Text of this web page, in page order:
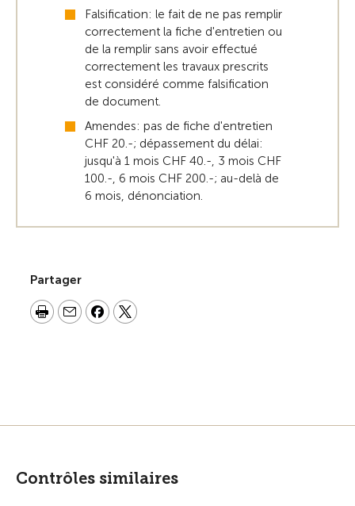
Falsification: le fait de ne pas remplir
correctement la fiche d'entretien ou
de la remplir sans avoir effectué
correctement les travaux prescrits
est considéré comme falsification
de document.
Amendes: pas de fiche d'entretien
CHF 20.-; dépassement du délai:
jusqu'à 1 mois CHF 40.-, 3 mois CHF
100.-, 6 mois CHF 200.-; au-delà de
6 mois, dénonciation.
Partager
Contrôles similaires